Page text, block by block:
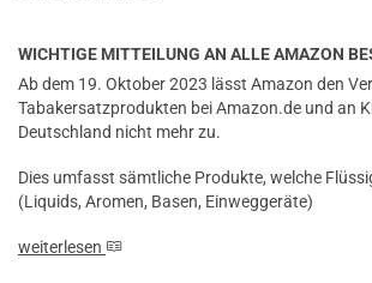
WICHTIGE MITTEILUNG AN ALLE AMAZON
Ab dem 19. Oktober 2023 lässt Amazon den
Tabakersatzprodukten bei Amazon.de und an
Deutschland nicht mehr zu.
Dies umfasst sämtliche Produkte, welche
(Liquids, Aromen, Basen, Einweggeräte)
weiterlesen